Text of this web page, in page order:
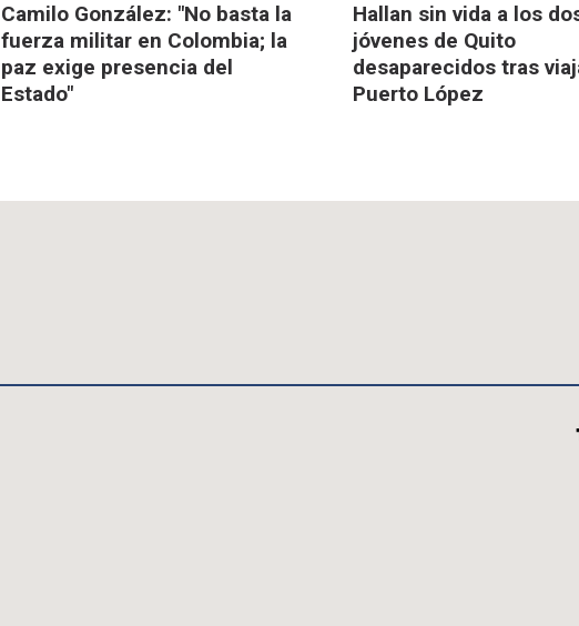
Camilo González: "No basta la
fuerza militar en Colombia; la
paz exige presencia del
Estado"
Hallan sin vida a los
jóvenes de Quito
desaparecidos tras
Puerto López